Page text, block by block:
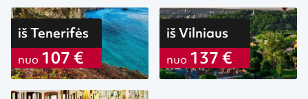
iš Tenerifės
nuo 107 €
iš Vilniaus
nuo 137 €